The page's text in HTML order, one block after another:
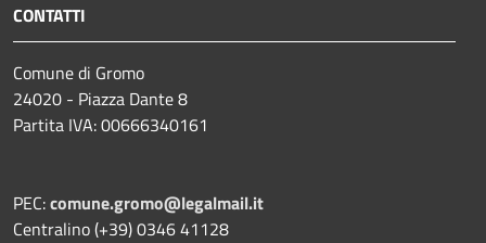
CONTATTI
Comune di Gromo
24020 - Piazza Dante 8
Partita IVA: 00666340161
PEC:comune.gromo@legalmail.it
Centralino (+39) 0346 41128